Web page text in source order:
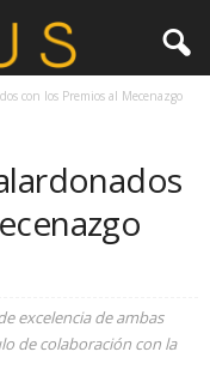
con los Premios al Mecenazgo
excelencia de ambas
de colaboración con la